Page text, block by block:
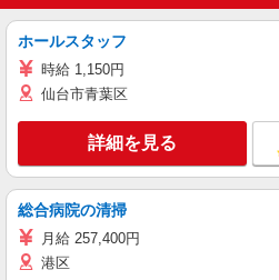
ホールスタッフ
時給 1,150円
仙台市青葉区
詳細を見る
総合病院の清掃
月給 257,400円
港区